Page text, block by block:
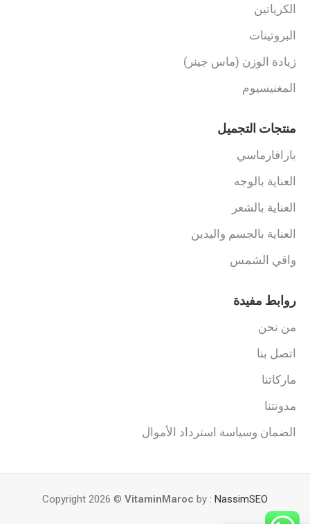
الكرياتين
البروتينات
زيادة الوزن (ماس جينر)
المغنيسيوم
منتجات التجميل
بارافارماسي
العناية بالوجه
العناية بالشعر
العناية بالجسم واليدين
واقي الشمس
روابط مفيدة
من نحن
اتصل بنا
ماركاتنا
مدونتنا
الضمان وسياسة استرداد الأموال
Copyright 2026 © VitaminMaroc by : NassimSEO